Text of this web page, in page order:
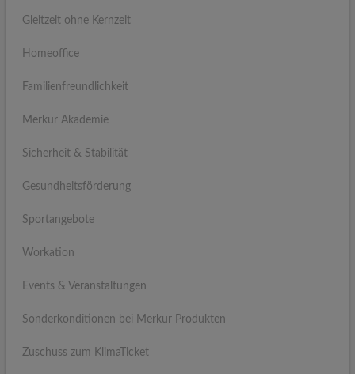
Gleitzeit ohne Kernzeit
Homeoffice
Familienfreundlichkeit
Merkur Akademie
Sicherheit & Stabilität
Gesundheitsförderung
Sportangebote
Workation
Events & Veranstaltungen
Sonderkonditionen bei Merkur Produkten
Zuschuss zum KlimaTicket